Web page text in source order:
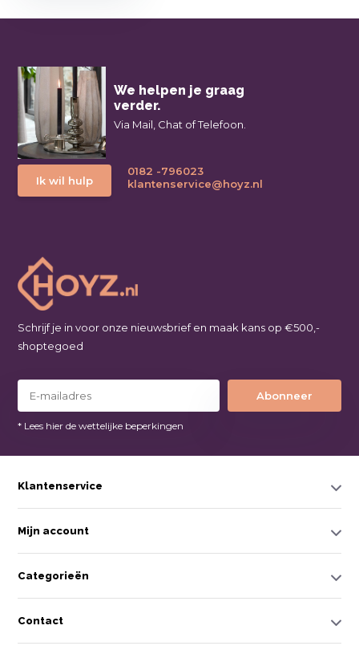
We helpen je graag
verder.
Via Mail, Chat of Telefoon.
Ik wil hulp
0182 -796023
klantenservice@hoyz.nl
Schrijf je in voor onze nieuwsbrief en maak kans op €500,-
shoptegoed
Abonneer
* Lees hier de wettelijke beperkingen
Klantenservice
Mijn account
Categorieën
Contact